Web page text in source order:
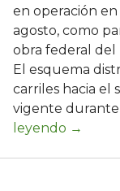
en operación
agosto, como
obra federal
El esquema
carriles hacia el
vigente durante